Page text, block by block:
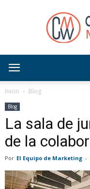
Inicio Blog
Blog
La sala de
de la
Por El Equipo de Marketing -